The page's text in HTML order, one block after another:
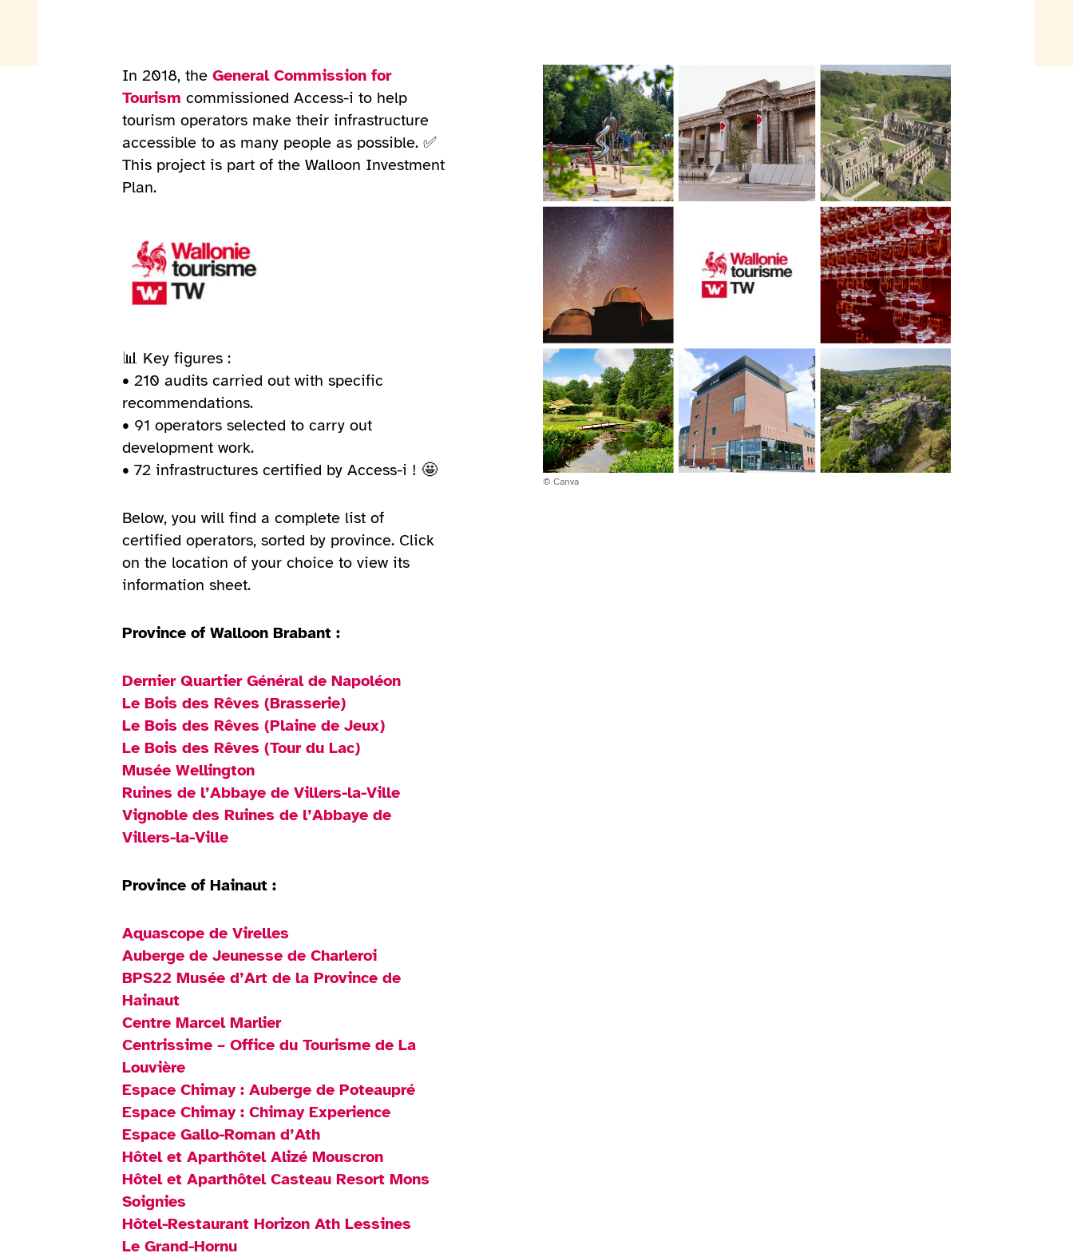
In 2018, theGeneral Commission for
Tourism commissioned Access-i to help
tourism operators make their infrastructure
accessible to as many people as possible. ✅
This project is part of the Walloon Investment
Plan.
📊 Key figures :
• 210 audits carried out with specific
recommendations.
• 91 operators selected to carry out
development work.
• 72 infrastructures certified by Access-i ! 🤩
Below, you will find a complete list of
certified operators, sorted by province. Click
on the location of your choice to view its
information sheet.
Province of Walloon Brabant :
Dernier Quartier Général de Napoléon
Le Bois des Rêves (Brasserie)
Le Bois des Rêves (Plaine de Jeux)
Le Bois des Rêves (Tour du Lac)
Musée Wellington
Ruines de l’Abbaye de Villers-la-Ville
Vignoble des Ruines de l’Abbaye de
Villers-la-Ville
Province of Hainaut :
Aquascope de Virelles
Auberge de Jeunesse de Charleroi
BPS22 Musée d’Art de la Province de
Hainaut
Centre Marcel Marlier
Centrissime – Office du Tourisme de La
Louvière
Espace Chimay : Auberge de Poteaupré
Espace Chimay : Chimay Experience
Espace Gallo-Roman d’Ath
Hôtel et Aparthôtel Alizé Mouscron
Hôtel et Aparthôtel Casteau Resort Mons
Soignies
Hôtel-Restaurant Horizon Ath Lessines
Le Grand-Hornu
Copyright:
© Canva